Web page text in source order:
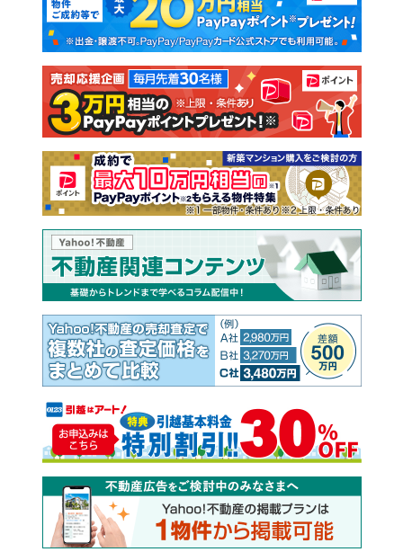
新築一戸建て 中古一戸建て
注文住宅 土地
売却査定